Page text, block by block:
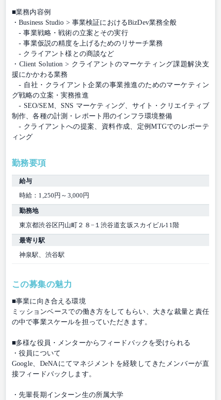
■業務内容例
・Business Studio > 事業検証におけるBizDev業務全般
- 事業戦略・戦術の立案とその実行
- 事業仮説の精度を上げるためのリサーチ業務
- クライアント様との商談など
・Client Solution > クライアントのマーケティング課題解決支
援にかかわる業務
- 自社・クライアント企業の事業推進のためのマーケティン
グ戦略の立案・実務推進
- SEO/SEM、SNS マーケティング、サイト・クリエイティブ
制作、各種の計測・レポート用のインフラ環境整備
- クライアントへの提案、資料作成、定例MTGでのレポーテ
ィング
勤務要項
給与
時給：1,250円～3,000円
勤務地
東京都渋谷区円山町２８−１渋谷道玄坂スカイビル11階
最寄り駅
神泉駅、渋谷駅
この募集の魅力
■事業に向き合える環境
ミッションベースでの働き⽅をしてもらい、⼤きな裁量と責任
の中で事業スケールを担っていただきます。
■多様な役員・メンターからフィードバックを受けられる
・役員について
Google、DeNAにてマネジメントを経験してきたメンバーが直
接フィードバックします。
・先輩⻑期インターン⽣の所属大学